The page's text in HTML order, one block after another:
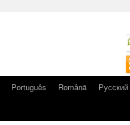
Português Română Русский